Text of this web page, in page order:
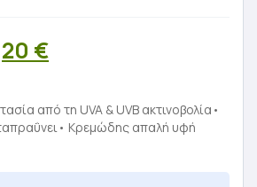
€.
€Η
τιμή
είναι:
16,20 €.
από τη UVA & UVB ακτινοβολία•
Κρεμώδης απαλή υφή